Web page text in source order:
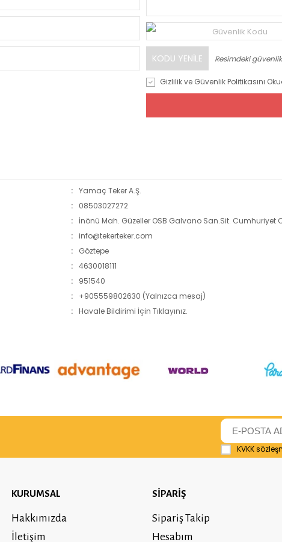
Güvenlik Kodu
KODU YENILE Resimdeki
Gizlilik ve Güvenlik Politikasını
: Yamaç Teker A.Ş.
:
08503027272
:
İnönü Mah. Güzeller OSB Galvano San.Sit. Cumhuriyet
:
info@tekerteker.com
:
Göztepe
: 4630018111
:
951540
:
+905559802630 (Yalnızca mesaj)
: Havale Bildirimi İçin Tıklayınız.
KVKK
KURUMSAL
Hakkımızda
İletişim
SİPARİŞ
Sipariş Takip
Hesabım